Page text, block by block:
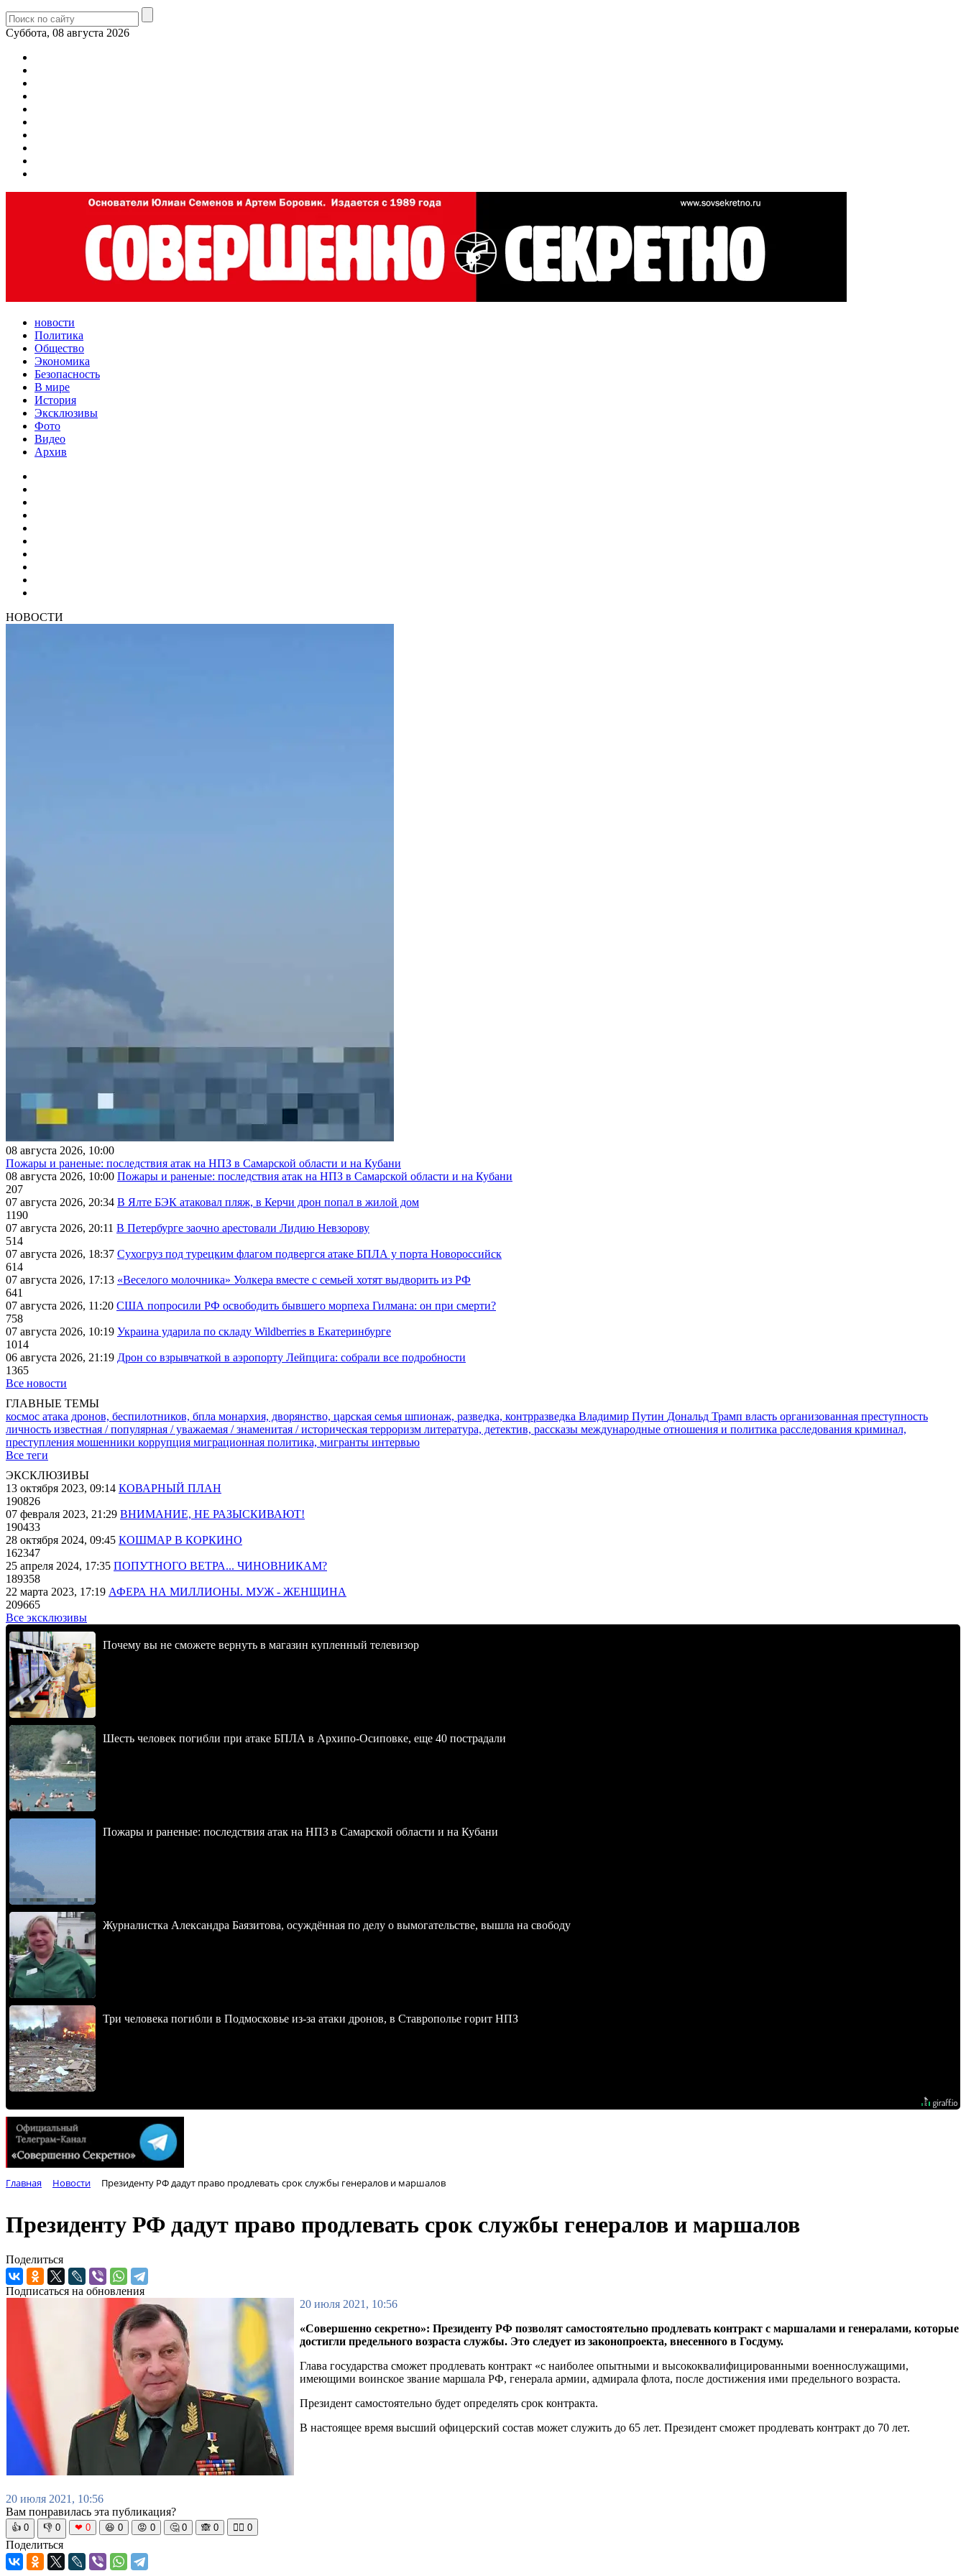
Суббота, 08 августа 2026
новости
Политика
Общество
Экономика
Безопасность
В мире
История
Эксклюзивы
Фото
Видео
Архив
НОВОСТИ
08 августа 2026, 10:00
Пожары и раненые: последствия атак на НПЗ в Самарской области и на Кубани
08 августа 2026, 10:00 Пожары и раненые: последствия атак на НПЗ в Самарской области и на Кубани
207
07 августа 2026, 20:34 В Ялте БЭК атаковал пляж, в Керчи дрон попал в жилой дом
1190
07 августа 2026, 20:11 В Петербурге заочно арестовали Лидию Невзорову
514
07 августа 2026, 18:37 Сухогруз под турецким флагом подвергся атаке БПЛА у порта Новороссийск
614
07 августа 2026, 17:13 «Веселого молочника» Уолкера вместе с семьей хотят выдворить из РФ
641
07 августа 2026, 11:20 США попросили РФ освободить бывшего морпеха Гилмана: он при смерти?
758
07 августа 2026, 10:19 Украина ударила по складу Wildberries в Екатеринбурге
1014
06 августа 2026, 21:19 Дрон со взрывчаткой в аэропорту Лейпцига: собрали все подробности
1365
Все новости
ГЛАВНЫЕ ТЕМЫ
космос атака дронов, беспилотников, бпла монархия, дворянство, царская семья шпионаж, разведка, контрразведка Владимир Путин Дональд Трамп власть организованная преступность
личность известная / популярная / уважаемая / знаменитая / историческая терроризм литература, детектив, рассказы международные отношения и политика расследования криминал,
преступления мошенники коррупция миграционная политика, мигранты интервью
Все теги
ЭКСКЛЮЗИВЫ
13 октября 2023, 09:14 КОВАРНЫЙ ПЛАН
190826
07 февраля 2023, 21:29 ВНИМАНИЕ, НЕ РАЗЫСКИВАЮТ!
190433
28 октября 2024, 09:45 КОШМАР В КОРКИНО
162347
25 апреля 2024, 17:35 ПОПУТНОГО ВЕТРА... ЧИНОВНИКАМ?
189358
22 марта 2023, 17:19 АФЕРА НА МИЛЛИОНЫ. МУЖ - ЖЕНЩИНА
209665
Все эксклюзивы
Почему вы не сможете вернуть в магазин купленный телевизор
Шесть человек погибли при атаке БПЛА в Архипо-Осиповке, еще 40 пострадали
Пожары и раненые: последствия атак на НПЗ в Самарской области и на Кубани
Журналистка Александра Баязитова, осуждённая по делу о вымогательстве, вышла на свободу
Три человека погибли в Подмосковье из-за атаки дронов, в Ставрополье горит НПЗ
Главная Новости Президенту РФ дадут право продлевать срок службы генералов и маршалов
Президенту РФ дадут право продлевать срок службы генералов и маршалов
Поделиться
Подписаться на обновления
20 июля 2021, 10:56
«Совершенно секретно»: Президенту РФ позволят самостоятельно продлевать контракт с маршалами и генералами, которые
достигли предельного возраста службы. Это следует из законопроекта, внесенного в Госдуму.
Глава государства сможет продлевать контракт «с наиболее опытными и высококвалифицированными военнослужащими,
имеющими воинское звание маршала РФ, генерала армии, адмирала флота, после достижения ими предельного возраста.
Президент самостоятельно будет определять срок контракта.
В настоящее время высший офицерский состав может служить до 65 лет. Президент сможет продлевать контракт до 70 лет.
20 июля 2021, 10:56
Вам понравилась эта публикация?
👍 0 👎 0 ❤ 0 😆 0 😡 0 🤔 0 🙈 0 🧘‍♀️ 0
Поделиться